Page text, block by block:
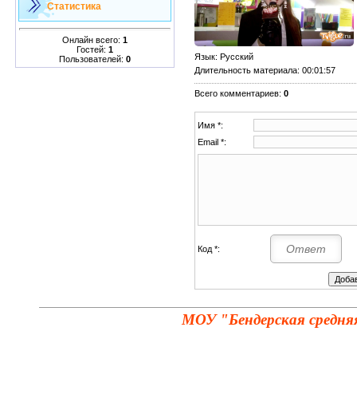
Статистика
Онлайн всего: 1
Гостей: 1
Пользователей: 0 Язык: Русский
Длительность материала: 00:01:57
Всего комментариев: 0
Имя *:
Email *:
Код *:
МОУ "Бендерская